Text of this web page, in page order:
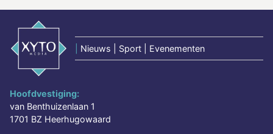
Nieuws | Sport | Evenementen
Hoofdvestiging:
van Benthuizenlaan 1
1701 BZ Heerhugowaard